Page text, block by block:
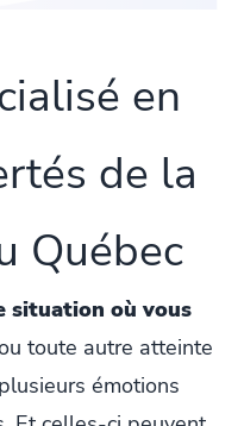
en
de la
Québec
situation où vous
toute autre atteinte
émotions